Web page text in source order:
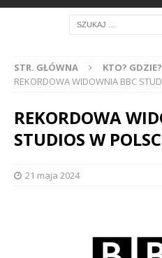
STR. GŁÓWNA KTO?
REKORDOWA WIDOWNIA BBC
REKORDOWA
STUDIOS W
21 maja 2024